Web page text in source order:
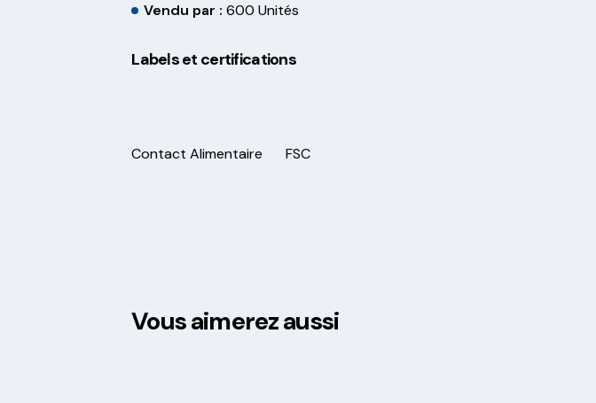
Vendu par :600 Unités
Labels et certifications
Contact Alimentaire FSC
Vous aimerez aussi